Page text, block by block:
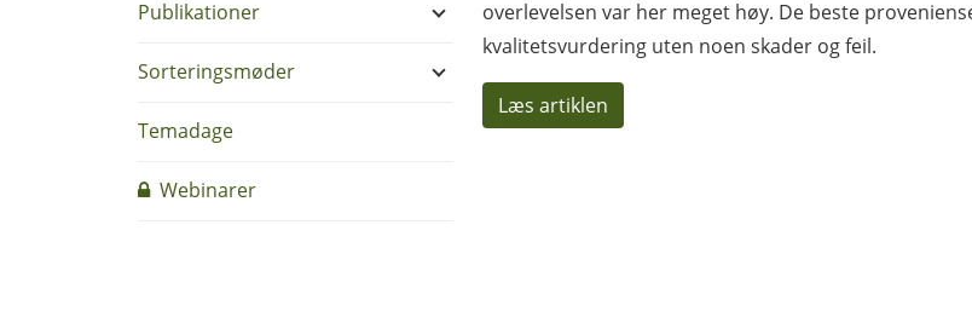
Publikationer
Sorteringsmøder
Temadage
Webinarer
overlevelsen var her meget høy. De beste
kvalitetsvurdering uten noen skader og feil.
Læs artiklen